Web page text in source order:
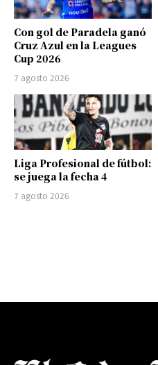
Con gol de Paradela ganó
Cruz Azul en la Leagues
Cup 2026
7 agosto 2026
Liga Profesional de fútbol:
se juega la fecha 4
7 agosto 2026